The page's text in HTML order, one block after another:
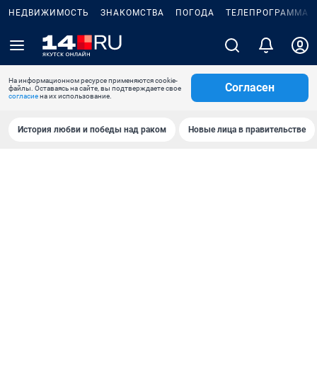
НЕДВИЖИМОСТЬ ЗНАКОМСТВА ПОГОДА ТЕЛЕПРОГРАММА
На информационном ресурсе применяются cookie-
файлы. Оставаясь на сайте, вы подтверждаете свое
согласиена их использование.
Согласен
История любви и победы над раком Новые лица в правительстве